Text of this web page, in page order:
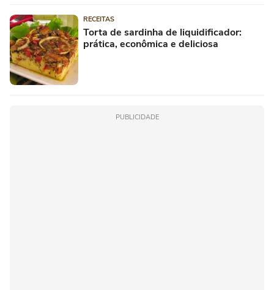
RECEITAS
Torta de sardinha de liquidificador:
prática, econômica e deliciosa
PUBLICIDADE